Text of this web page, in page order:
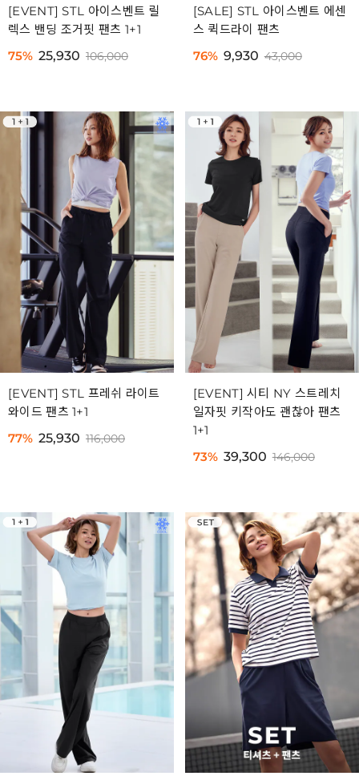
[EVENT] STL 아이스벤트 릴
렉스 밴딩 조거핏 팬츠 1+1
75% 25,930 106,000
[SALE] STL 아이스벤트 에센
스 퀵드라이 팬츠
76% 9,930 43,000
[EVENT] STL 프레쉬 라이트
와이드 팬츠 1+1
77% 25,930 116,000
[EVENT] 시티 NY 스트레치
일자핏 키작아도 괜찮아 팬츠
1+1
73% 39,300 146,000